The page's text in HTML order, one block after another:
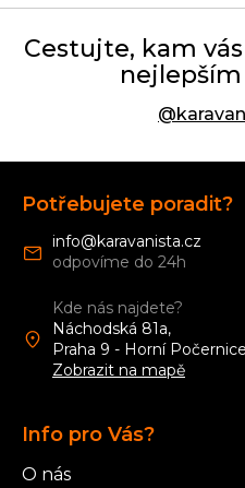
Cestujte, kam
Potřebujete poradit?
info@karavanista.cz
Kde nás najdete?
Náchodská 81a,
Praha 9 - Horní
Zobrazit na mapě
Info pro Vás?
O nás